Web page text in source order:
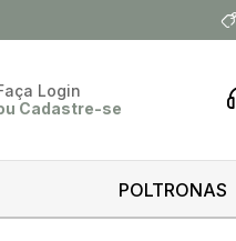
Login
Cadastre-se
POLTRONAS